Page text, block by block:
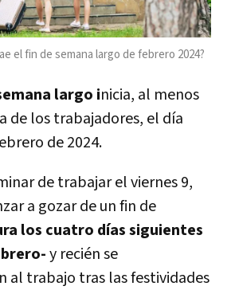
el fin de semana largo de febrero 2024?
largo inicia, al menos
de los trabajadores, el día
de 2024.
de trabajar el viernes 9,
a gozar de un fin de
los cuatro días siguientes
y recién se
al trabajo tras las festividades